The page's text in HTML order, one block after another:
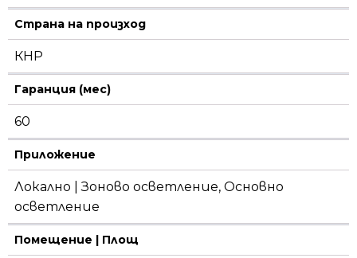
Страна на произход
КНР
Гаранция (мес)
60
Приложение
Локално | Зоново осветление, Основно
осветление
Помещение | Площ